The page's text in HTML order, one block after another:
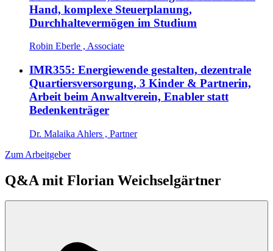
Hand, komplexe Steuerplanung,
Durchhaltevermögen im Studium
Robin Eberle , Associate
IMR355: Energiewende gestalten, dezentrale
Quartiersversorgung, 3 Kinder & Partnerin,
Arbeit beim Anwaltverein, Enabler statt
Bedenkenträger
Dr. Malaika Ahlers , Partner
Zum Arbeitgeber
Q&A mit Florian Weichselgärtner